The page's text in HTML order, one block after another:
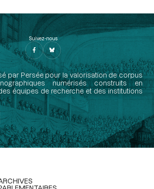
Suivez-nous
par Persée pour la valorisation de corpus
numérisés construits en
équipes de recherche et des institutions